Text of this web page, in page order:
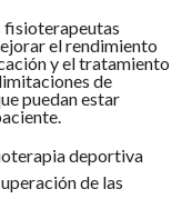
fisioterapeutas
el rendimiento
y el tratamiento
de
puedan estar
deportiva
de las